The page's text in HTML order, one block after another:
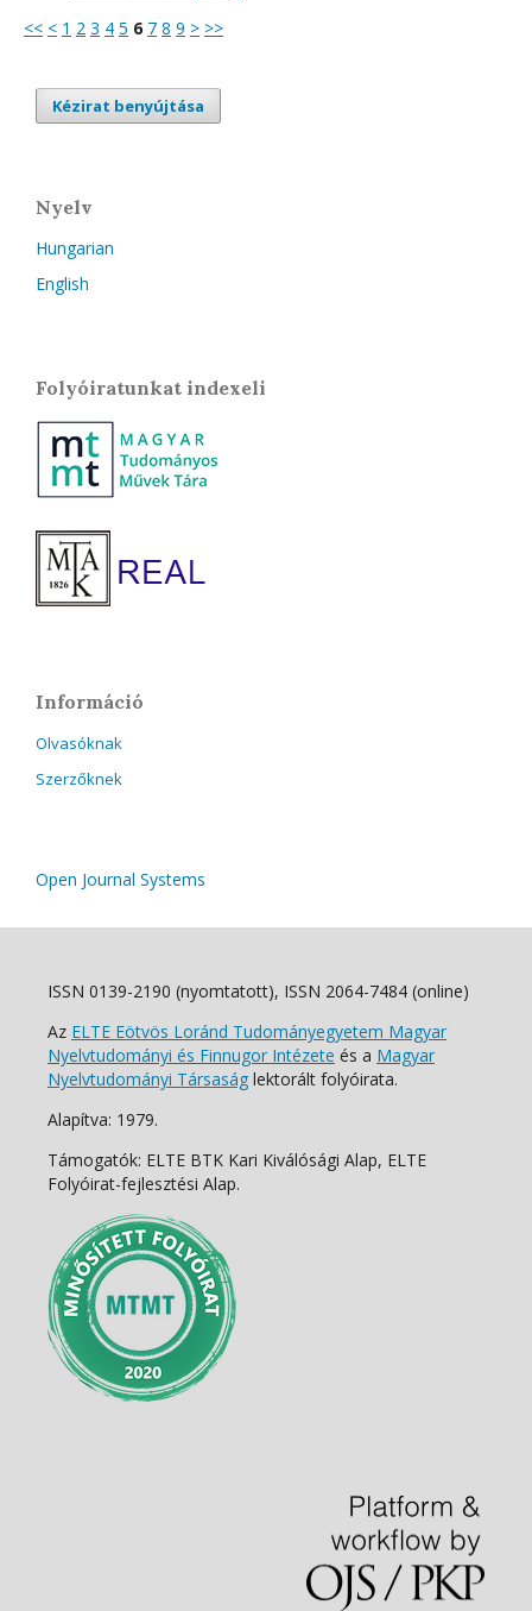
<< < 1 2 3 4 5 6 7 8 9 > >>
Kézirat benyújtása
Nyelv
Hungarian
English
Folyóiratunkat indexeli
Információ
Olvasóknak
Szerzőknek
Open Journal Systems
ISSN 0139-2190 (nyomtatott), ISSN 2064-7484 (online)
Az ELTE Eötvös Loránd Tudományegyetem Magyar
Nyelvtudományi és Finnugor Intézete és a Magyar
Nyelvtudományi Társaság lektorált folyóirata.
Alapítva: 1979.
Támogatók: ELTE BTK Kari Kiválósági Alap, ELTE
Folyóirat-fejlesztési Alap.